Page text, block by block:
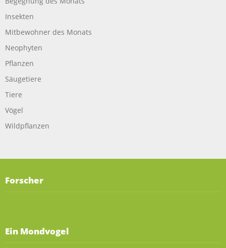
Insekten
Mitbewohner des Monats
Neophyten
Pflanzen
Säugetiere
Tiere
Vögel
Wildpflanzen
Forscher
Ein Mondvogel